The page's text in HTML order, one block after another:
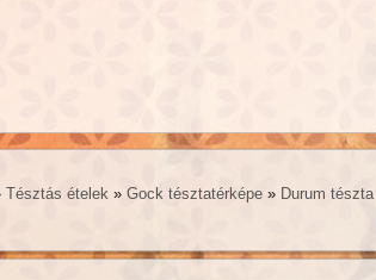
Tésztás ételek »Gock tésztatérképe » Durum tészta